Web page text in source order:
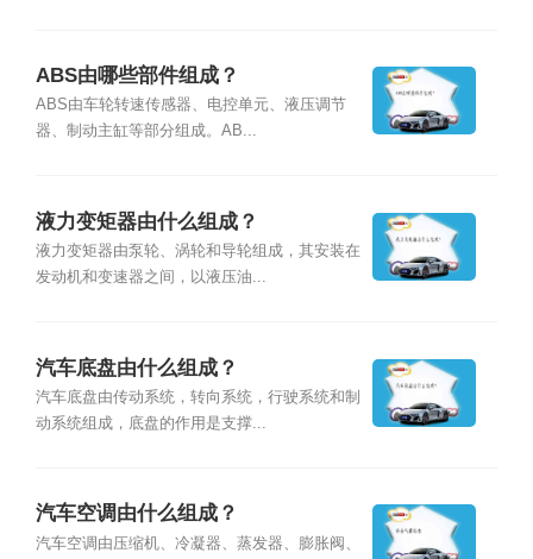
ABS由哪些部件组成？
ABS由车轮转速传感器、电控单元、液压调节
器、制动主缸等部分组成。AB...
液力变矩器由什么组成？
液力变矩器由泵轮、涡轮和导轮组成，其安装在
发动机和变速器之间，以液压油...
汽车底盘由什么组成？
汽车底盘由传动系统，转向系统，行驶系统和制
动系统组成，底盘的作用是支撑...
汽车空调由什么组成？
汽车空调由压缩机、冷凝器、蒸发器、膨胀阀、